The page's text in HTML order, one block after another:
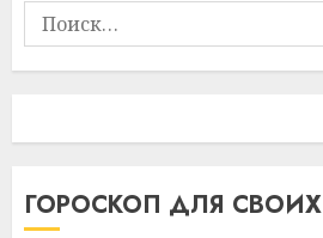
Найти:
ГОРОСКОП ДЛЯ СВОИХ